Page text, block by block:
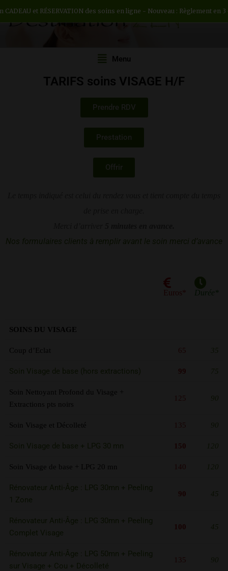
DESTINATION ZEN
Menu
TARIFS soins VISAGE H/F
Prendre RDV
Prestation
Offrir
Nos formulaires clients à remplir avant le soin merci d’avance
Euros* Durée*
SOINS DU VISAGE
Coup d’Eclat 65 35
Soin Visage de base (hors extractions) 99 75
Soin Nettoyant Profond du Visage +
Extractions pts noirs
125 90
Soin Visage et Décolleté 135 90
Soin Visage de base + LPG 30 mn 150 120
Soin Visage de base + LPG 20 mn 140 120
Rénovateur Anti-Âge : LPG 30mn + Peeling
1 Zone
90 45
Rénovateur Anti-Âge : LPG 30mn + Peeling
Complet Visage
100 45
Rénovateur Anti-Âge : LPG 50mn + Peeling
sur Visage + Cou + Décolleté
135 90
CADEAU et RÉSERVATION des soins en ligne - Nouveau : Règlement en